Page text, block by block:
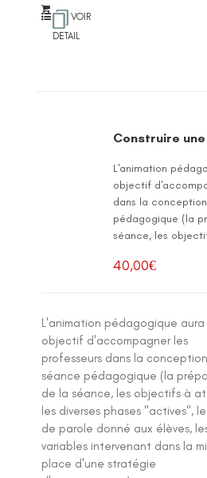
VOIR
DETAIL
Construire
L'animation
objectif
dans la
pédagogique (la
séance, les
40,00€
L'animation pédagogique aura
objectif d'accompagner les
professeurs dans la
séance pédagogique (la
de la séance, les objectifs à
les diverses phases "actives",
de parole donné aux élèves,
variables intervenant dans la
place d'une stratégie